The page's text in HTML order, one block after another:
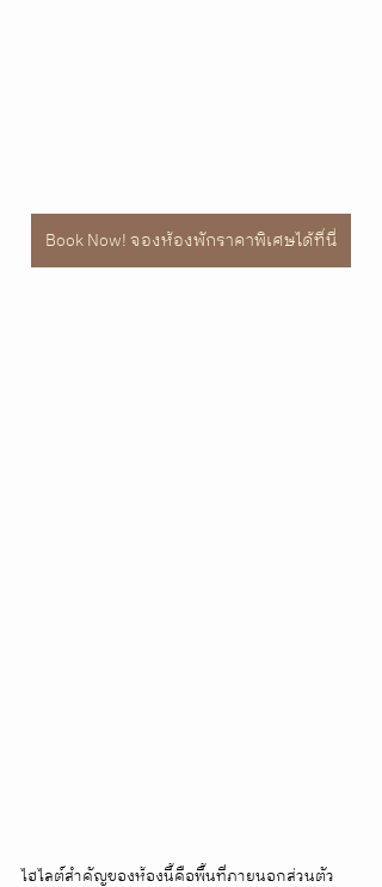
Book Now! จองห้องพักราคาพิเศษได้ที่นี่
ไฮไลต์สำคัญของห้องนี้คือพื้นที่ภายนอกส่วนตัว